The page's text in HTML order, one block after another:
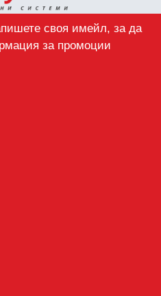
своя имейл, за да
за промоции